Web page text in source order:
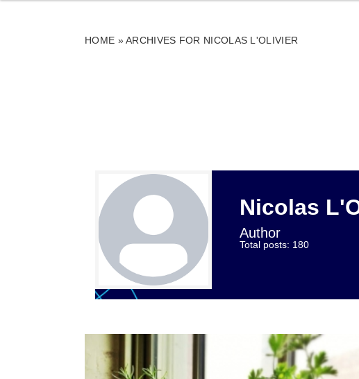
HOME »ARCHIVES FOR NICOLAS L'OLIVIER
Nicolas
Author
Total posts: 180